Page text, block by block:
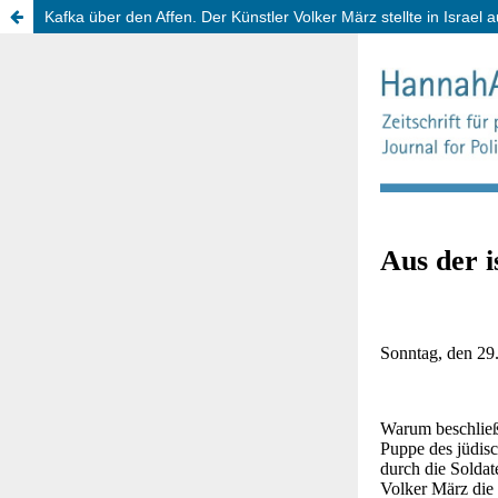
Kafka über den Affen. Der Künstler Volker März stellte in Israel